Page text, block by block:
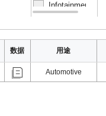
Infotainment
数据 用途
Automotive